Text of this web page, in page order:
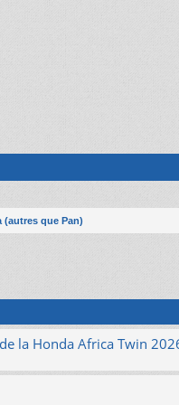
(autres que Pan)
la Honda Africa Twin